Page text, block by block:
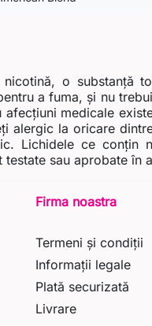
o substanță
a fuma, și nu
medicale
alergic la oricare
Lichidele ce conțin
sau aprobate în
Firma noastra
Termeni și condiții
Informații legale
Plată securizată
Livrare